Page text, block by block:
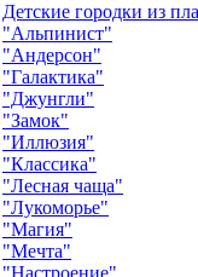
Детские городки из
"Альпинист"
"Андерсон"
"Галактика"
"Джунгли"
"Замок"
"Иллюзия"
"Классика"
"Лесная чаща"
"Лукоморье"
"Магия"
"Мечта"
"Настроение"